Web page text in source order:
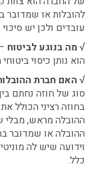
להובלות או שמדובר
עובדים ולכן יש
√ מה בנוגע לביטוח
הוא נותן כיסוי
√ האם חברת
סוג של חוזה נחתם
בחוזה רציני הכולל
ההובלה מראש, מבלי
ההובלה או שמדובר
וידועה שיש לה
כלל.